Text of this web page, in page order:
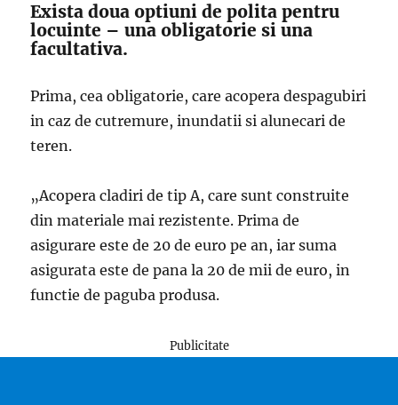
Exista doua optiuni de polita pentru
locuinte – una obligatorie si una
facultativa.
Prima, cea obligatorie, care acopera despagubiri
in caz de cutremure, inundatii si alunecari de
teren.
„Acopera cladiri de tip A, care sunt construite
din materiale mai rezistente. Prima de
asigurare este de 20 de euro pe an, iar suma
asigurata este de pana la 20 de mii de euro, in
functie de paguba produsa.
Publicitate